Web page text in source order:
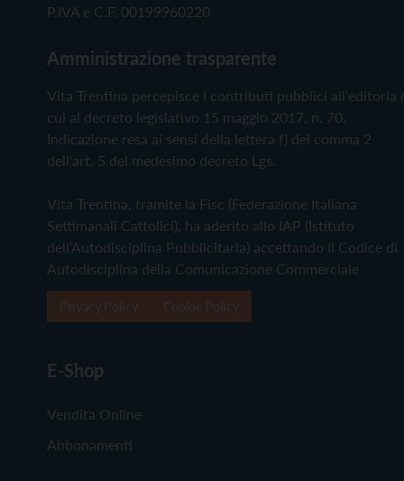
P.IVA e C.F. 00199960220
Amministrazione trasparente
Vita Trentina percepisce i contributi pubblici all'editoria
cui al decreto legislativo 15 maggio 2017, n. 70.
Indicazione resa ai sensi della lettera f) del comma 2
dell'art. 5 del medesimo decreto Lgs.
Vita Trentina, tramite la Fisc (Federazione Italiana
Settimanali Cattolici), ha aderito allo IAP (Istituto
dell'Autodisciplina Pubblicitaria) accettando il Codice di
Autodisciplina della Comunicazione Commerciale
E-Shop
Vendita Online
Abbonamenti